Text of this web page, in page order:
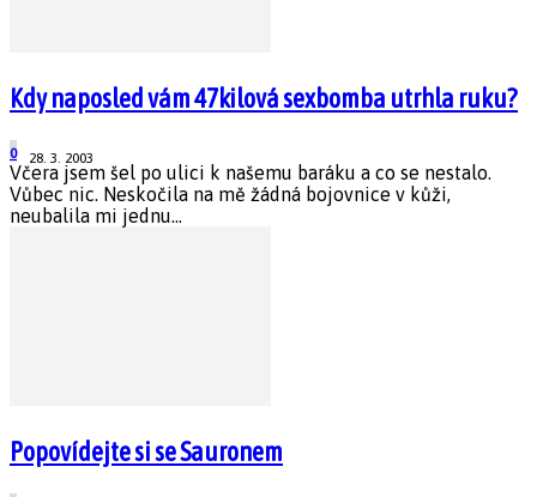
Kdy naposled vám 47kilová sexbomba utrhla ruku?
28. 3. 2003
0
Včera jsem šel po ulici k našemu baráku a co se nestalo.
Vůbec nic. Neskočila na mě žádná bojovnice v kůži,
neubalila mi jednu...
Popovídejte si se Sauronem